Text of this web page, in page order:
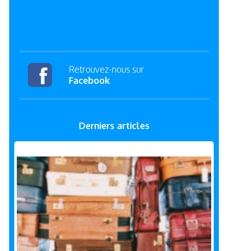
Retrouvez-nous sur
Facebook
Derniers articles